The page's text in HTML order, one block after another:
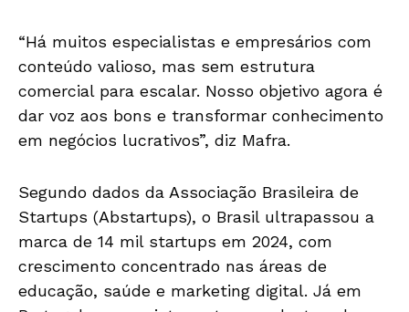
“Há muitos especialistas e empresários com
conteúdo valioso, mas sem estrutura
comercial para escalar. Nosso objetivo agora é
dar voz aos bons e transformar conhecimento
em negócios lucrativos”, diz Mafra.
Segundo dados da Associação Brasileira de
Startups (Abstartups), o Brasil ultrapassou a
marca de 14 mil startups em 2024, com
crescimento concentrado nas áreas de
educação, saúde e marketing digital. Já em